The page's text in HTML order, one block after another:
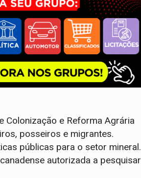
Colonização e Reforma Agrária
posseiros e migrantes.
públicas para o setor mineral.
autorizada a pesquisar